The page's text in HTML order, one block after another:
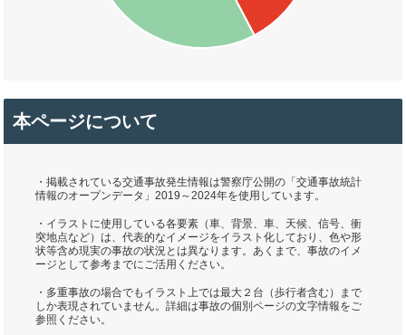
本ページについて
・掲載されている交通事故発生情報は警察庁公開の「交通事故統計
情報のオープンデータ」2019～2024年を使用しています。
・イラストに使用している各要素（車、背景、車、天候、信号、衝
突地点など）は、代表的なイメージをイラスト化しており、色や形
状等含め現実の事故の状況とは異なります。あくまで、事故のイメ
ージとして参考までにご活用ください。
・多重事故の場合でもイラスト上では最大２台（歩行者含む）まで
しか表現されていません。詳細は事故の個別ページの文字情報をご
参照ください。